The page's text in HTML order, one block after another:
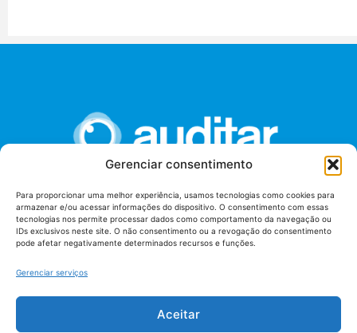
Gerenciar consentimento
Para proporcionar uma melhor experiência, usamos tecnologias como cookies para
armazenar e/ou acessar informações do dispositivo. O consentimento com essas
tecnologias nos permite processar dados como comportamento da navegação ou
IDs exclusivos neste site. O não consentimento ou a revogação do consentimento
pode afetar negativamente determinados recursos e funções.
Gerenciar serviços
Aceitar
União dos Auditores Federais de Controle Externo -
AUDITAR
Setor de Administração Federal Sul (SAF/Sul), Qd. 04, Lt. 01
Tribunal de Contas da União (TCU), Subsolo, Sala S04
Telefone: (61)3527-7292